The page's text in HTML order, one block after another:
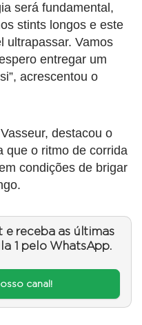
será fundamental,
stints longos e este
ultrapassar. Vamos
entregar um
acrescentou o
destacou o
que o ritmo de corrida
condições de brigar
e receba as últimas
1 pelo WhatsApp.
canal!